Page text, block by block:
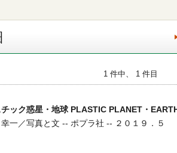
1 件中、 1 件目
チック惑星・地球 PLASTIC PLANET・
一／写真と文 -- ポプラ社 -- ２０１９．５